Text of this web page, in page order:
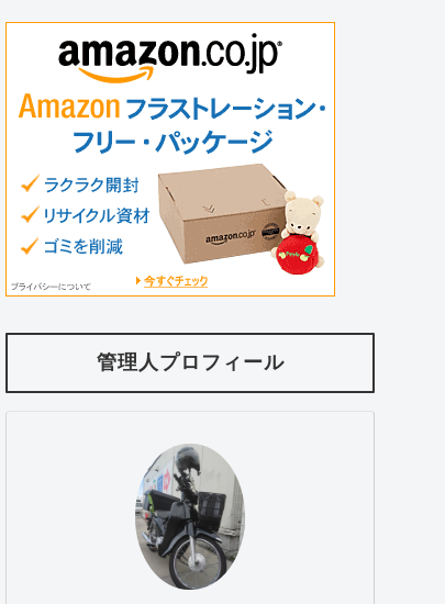
管理人プロフィール